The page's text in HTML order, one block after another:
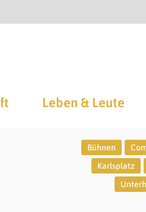
Leben & Leute
Bühnen
Karlsplatz